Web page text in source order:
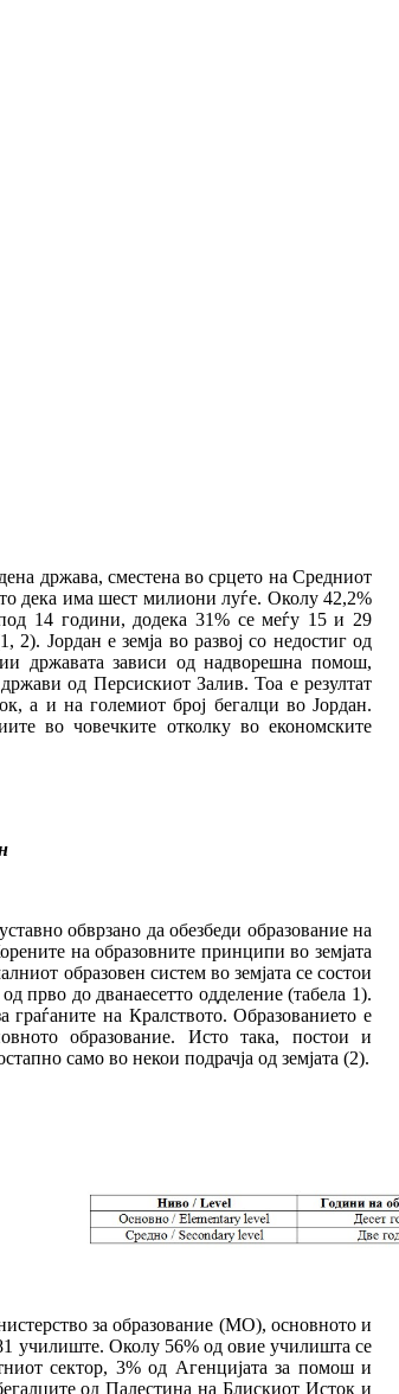
држава, сместена во срцето на Средниот
дека има шест милиони луѓе. Околу 42,2%
14 години, додека 31% се меѓу 15 и 29
2). Јордан е земја во развој со недостиг од
државата зависи од надворешна помош,
од Персискиот Залив. Тоа е резултат
а и на големиот број бегалци во Јордан.
во човечките отколку во економските
обврзано да обезбеди образование на
на образовните принципи во земјата
образовен систем во земјата се состои
прво до дванаесетто одделение (табела 1).
граѓаните на Кралството. Образованието е
образование. Исто така, постои и
само во некои подрачја од земјата (2).
за образование (МО), основното и
училиште. Околу 56% од овие училишта се
сектор, 3% од Агенцијата за помош и
од Палестина на Блискиот Исток и